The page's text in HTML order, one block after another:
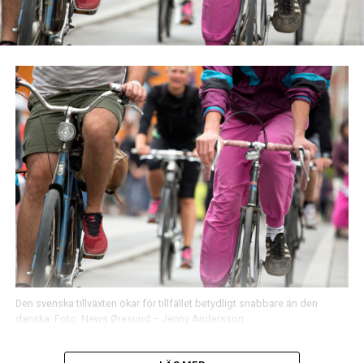
Den svenska tillväxten ökar för tillfället betydligt snabbare än den
danska. Foto: News Øresund – Jenny Andersson